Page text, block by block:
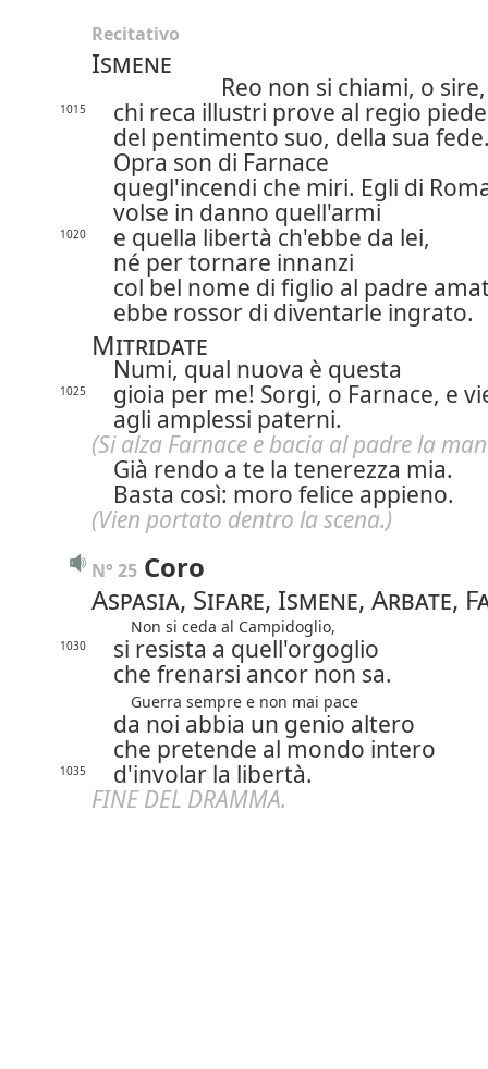
Recitativo
Ismene
Reo non si chiami, o sire,
1015
chi reca illustri prove al regio piede
del pentimento suo, della sua
Opra son di Farnace
quegl'incendi che miri. Egli di
volse in danno quell'armi
1020
e quella libertà ch'ebbe da lei,
né per tornare innanzi
col bel nome di figlio al padre
ebbe rossor di diventarle ingrato.
Mitridate
Numi, qual nuova è questa
1025
gioia per me! Sorgi, o Farnace, e
agli amplessi paterni.
(Si alza Farnace e bacia al padre la
Già rendo a te la tenerezza mia.
Basta così: moro felice appieno.
(Vien portato dentro la scena.)
N° 25 Coro
Aspasia, Sifare, Ismene, Arbate,
Non si ceda al Campidoglio,
1030
si resista a quell'orgoglio
che frenarsi ancor non sa.
Guerra sempre e non mai pace
da noi abbia un genio altero
che pretende al mondo intero
1035
d'involar la libertà.
FINE DEL DRAMMA.